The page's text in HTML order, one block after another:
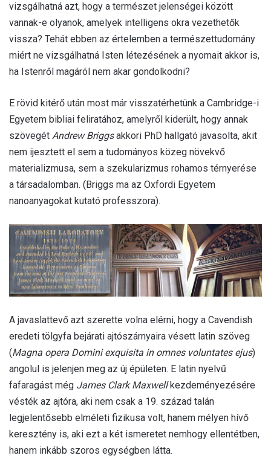
vizsgálhatná azt, hogy a természet jelenségei között
vannak-e olyanok, amelyek intelligens okra vezethetők
vissza? Tehát ebben az értelemben a természettudomány
miért ne vizsgálhatná Isten létezésének a nyomait akkor is,
ha Istenről magáról nem akar gondolkodni?
E rövid kitérő után most már visszatérhetünk a Cambridge-i
Egyetem bibliai feliratához, amelyről kiderült, hogy annak
szövegét Andrew Briggsakkori PhD hallgató javasolta, akit
nem ijesztett el sem a tudományos közeg növekvő
materializmusa, sem a szekularizmus rohamos térnyerése
a társadalomban. (Briggs ma az Oxfordi Egyetem
nanoanyagokat kutató professzora).
A javaslattevő azt szerette volna elérni, hogy a Cavendish
eredeti tölgyfa bejárati ajtószárnyaira vésett latin szöveg
(Magna opera Domini exquisita in omnes voluntates ejus)
angolul is jelenjen meg az új épületen. E latin nyelvű
fafaragást még James Clark Maxwellkezdeményezésére
vésték az ajtóra, aki nem csak a 19. század talán
legjelentősebb elméleti fizikusa volt, hanem mélyen hívő
keresztény is, aki ezt a két ismeretet nemhogy ellentétben,
hanem inkább szoros egységben látta.